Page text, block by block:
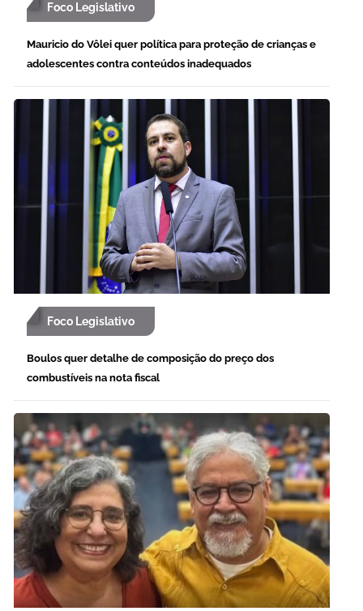
Foco Legislativo
Mauricio do Vôlei quer política para proteção de crianças e
adolescentes contra conteúdos inadequados
Foco Legislativo
Boulos quer detalhe de composição do preço dos
combustíveis na nota fiscal